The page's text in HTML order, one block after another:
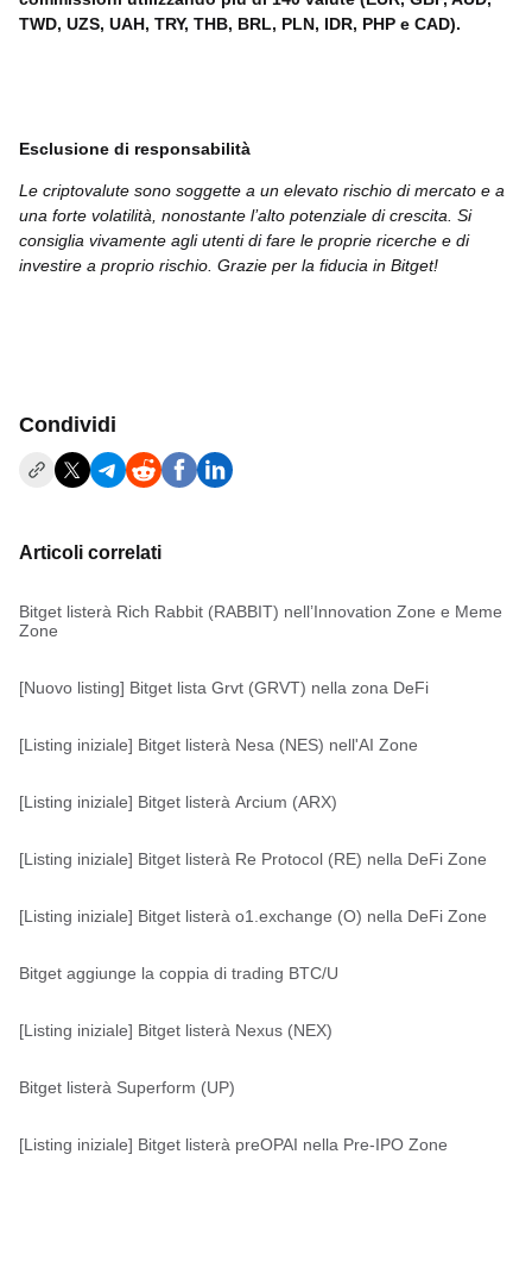
TWD, UZS, UAH, TRY, THB, BRL, PLN, IDR, PHP e CAD).
Esclusione di responsabilità
Le criptovalute sono soggette a un elevato rischio di mercato e a
una forte volatilità, nonostante l’alto potenziale di crescita. Si
consiglia vivamente agli utenti di fare le proprie ricerche e di
investire a proprio rischio. Grazie per la fiducia in Bitget!
Condividi
Articoli correlati
Bitget listerà Rich Rabbit (RABBIT) nell’Innovation Zone e Meme
Zone
[Nuovo listing] Bitget lista Grvt (GRVT) nella zona DeFi
[Listing iniziale] Bitget listerà Nesa (NES) nell'AI Zone
[Listing iniziale] Bitget listerà Arcium (ARX)
[Listing iniziale] Bitget listerà Re Protocol (RE) nella DeFi Zone
[Listing iniziale] Bitget listerà o1.exchange (O) nella DeFi Zone
Bitget aggiunge la coppia di trading BTC/U
[Listing iniziale] Bitget listerà Nexus (NEX)
Bitget listerà Superform (UP)
[Listing iniziale] Bitget listerà preOPAI nella Pre-IPO Zone